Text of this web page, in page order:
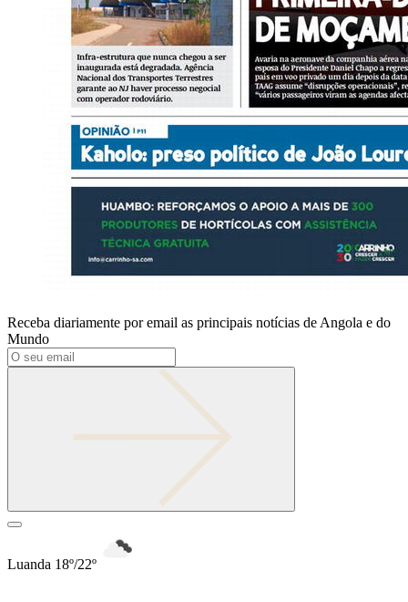
Receba diariamente por email as principais notícias de Angola e do
Mundo
Luanda 18º/22º